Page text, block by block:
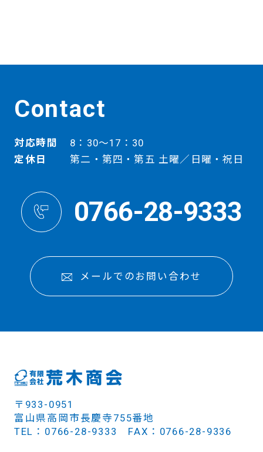
Contact
対応時間
8：30～17：30
定休日
第二・第四・第五 土曜／日曜・祝日
0766-28-9333
メールでのお問い合わせ
〒933-0951
富山県高岡市長慶寺755番地
TEL：0766-28-9333 FAX：0766-28-9336